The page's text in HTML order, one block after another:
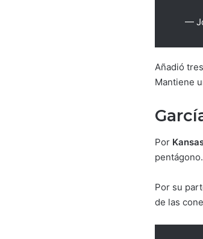
—
Añadió
Mantiene
Por
Por su
de las